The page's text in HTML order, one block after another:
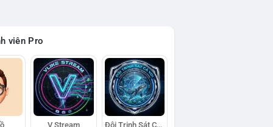
viên Pro
V Stream Đội Trinh Sát Cá Voi